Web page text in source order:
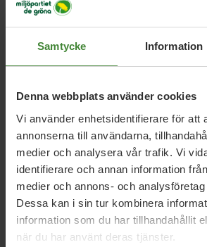
Samtycke Information
Denna webbplats använder cookies
Vi använder enhetsidentifierare för att
annonserna till användarna,
medier och analysera vår trafik. Vi
identifierare och annan information
medier och annons- och
Dessa kan i sin tur kombinera
information som du har tillhandahållit
när du har använt deras tjänster.
Miljöpartiet: Sverige måste
nya datacenter
Pride är över – nu fortsätter
hbtqi-personers rättigheter
Earth Overshoot Day:
säkerhetsfråga